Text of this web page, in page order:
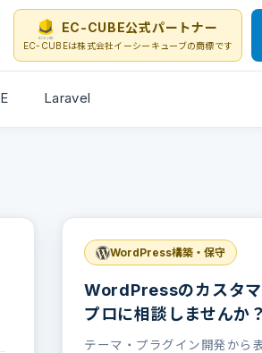
EC-CUBE公式パートナー
EC-CUBEは株式会社イーシーキューブの商標です
Laravel
WordPress構築・保守
WordPressのカスタマ
プロに相談しませんか？
テーマ・プラグイン開発から